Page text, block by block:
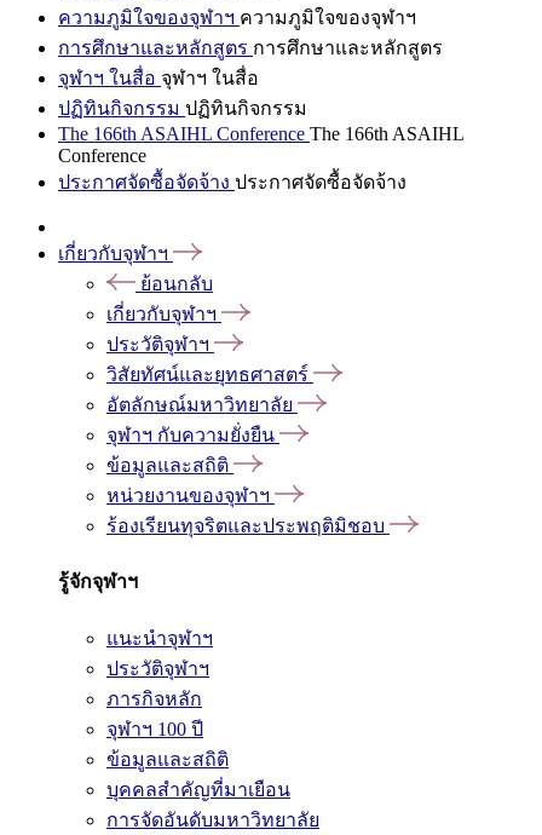
ความภูมิใจของจุฬาฯ ความภูมิใจของจุฬาฯ
การศึกษาและหลักสูตร การศึกษาและหลักสูตร
จุฬาฯ ในสื่อ จุฬาฯ ในสื่อ
ปฏิทินกิจกรรม ปฏิทินกิจกรรม
The 166th ASAIHL Conference The 166th ASAIHL
Conference
ประกาศจัดซื้อจัดจ้าง ประกาศจัดซื้อจัดจ้าง
เกี่ยวกับจุฬาฯ
ย้อนกลับ
เกี่ยวกับจุฬาฯ
ประวัติจุฬาฯ
วิสัยทัศน์และยุทธศาสตร์
อัตลักษณ์มหาวิทยาลัย
จุฬาฯ กับความยั่งยืน
ข้อมูลและสถิติ
หน่วยงานของจุฬาฯ
ร้องเรียนทุจริตและประพฤติมิชอบ
รู้จักจุฬาฯ
แนะนำจุฬาฯ
ประวัติจุฬาฯ
ภารกิจหลัก
จุฬาฯ 100 ปี
ข้อมูลและสถิติ
บุคคลสำคัญที่มาเยือน
การจัดอันดับมหาวิทยาลัย